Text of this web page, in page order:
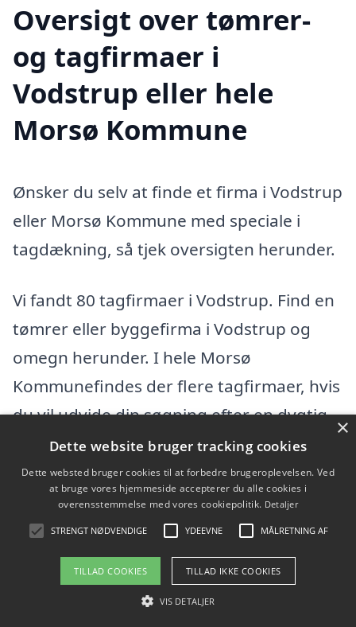
Oversigt over tømrer-
og tagfirmaer i
Vodstrup eller hele
Morsø Kommune
Ønsker du selv at finde et firma i Vodstrup
eller Morsø Kommune med speciale i
tagdækning, så tjek oversigten herunder.
Vi fandt 80 tagfirmaer i Vodstrup. Find en
tømrer eller byggefirma i Vodstrup og
omegn herunder. I hele Morsø
Kommunefindes der flere tagfirmaer, hvis
du vil udvide din søgning efter en dygtig
tømrer.
2 Plus To - Byg og Projekt ApS
Høstvej 15, 7900 Nykøbing M
Ansatte:
Startdato: 16. april 2021,
×
Dette website bruger tracking cookies
Dette websted bruger cookies til at forbedre brugeroplevelsen. Ved
at bruge vores hjemmeside accepterer du alle cookies i
overensstemmelse med vores cookiepolitik. Detaljer
STRENGT NØDVENDIGE YDEEVNE MÅLRETNING AF
TILLAD COOKIES TILLAD IKKE COOKIES
VIS DETALJER